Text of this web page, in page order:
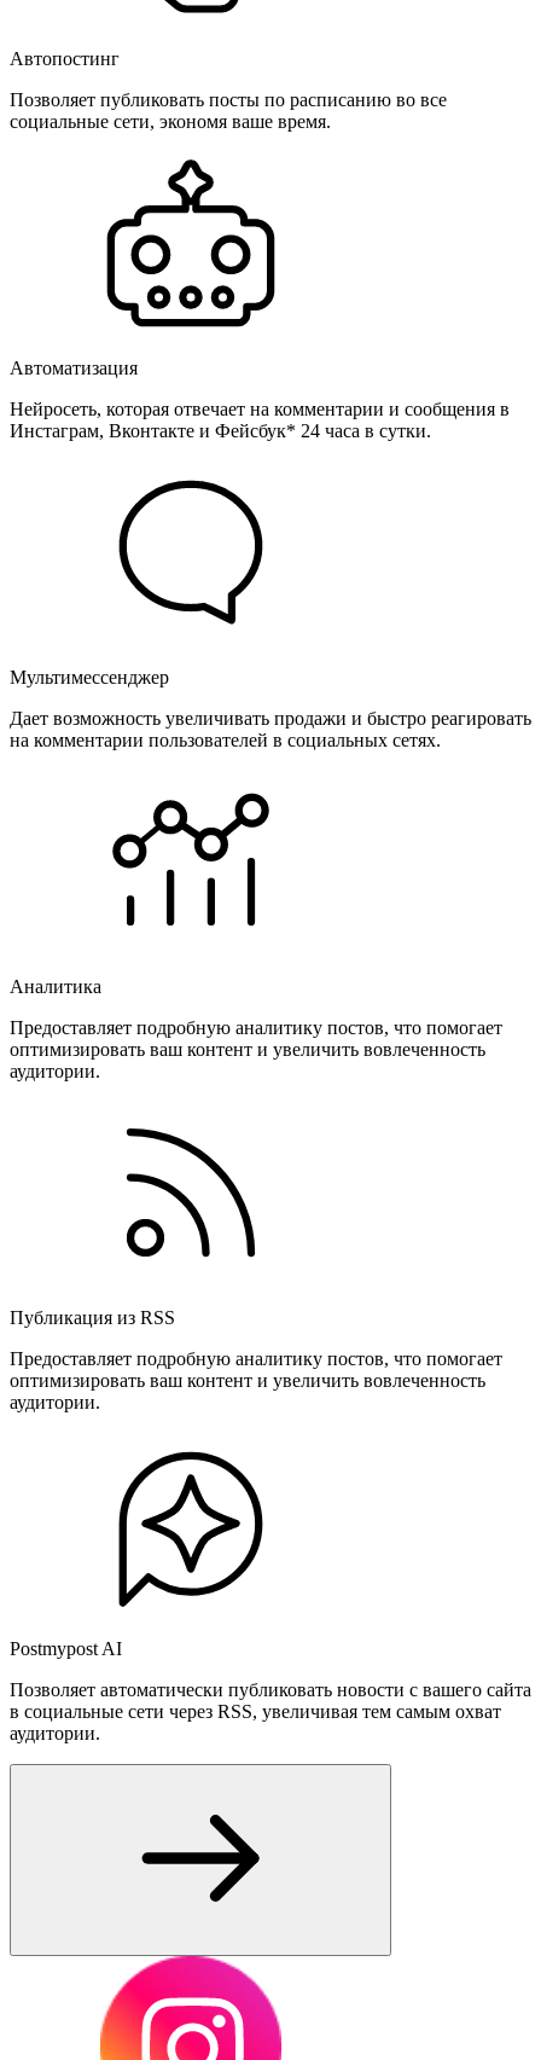
Автопостинг
Позволяет публиковать посты по расписанию во все
социальные сети, экономя ваше время.
Автоматизация
Нейросеть, которая отвечает на комментарии и сообщения в
Инстаграм, Вконтакте и Фейсбук* 24 часа в сутки.
Мультимессенджер
Дает возможность увеличивать продажи и быстро реагировать
на комментарии пользователей в социальных сетях.
Аналитика
Предоставляет подробную аналитику постов, что помогает
оптимизировать ваш контент и увеличить вовлеченность
аудитории.
Публикация из RSS
Предоставляет подробную аналитику постов, что помогает
оптимизировать ваш контент и увеличить вовлеченность
аудитории.
Postmypost AI
Позволяет автоматически публиковать новости с вашего сайта
в социальные сети через RSS, увеличивая тем самым охват
аудитории.